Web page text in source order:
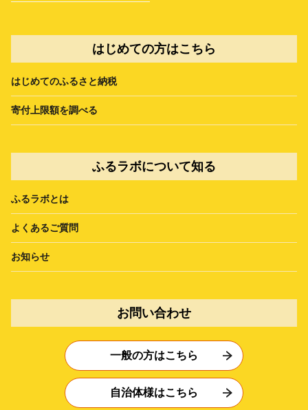
はじめての方はこちら
はじめてのふるさと納税
寄付上限額を調べる
ふるラボについて知る
ふるラボとは
よくあるご質問
お知らせ
お問い合わせ
一般の方はこちら
自治体様はこちら